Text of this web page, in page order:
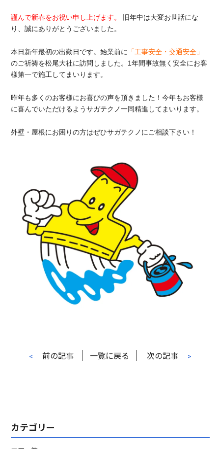
謹んで新春をお祝い申し上げます。
旧年中は大変お世話にな
り、誠にありがとうございました。
本日新年最初の出勤日です。始業前に 「工事安全・交通安全」
のご祈祷を松尾大社に訪問しました。1年間事故無く安全にお客
様第一で施工してまいります。
昨年も多くのお客様にお喜びの声を頂きました！今年もお客様
に喜んでいただけるようサガテクノ一同精進してまいります。
外壁・屋根にお困りの方はぜひサガテクノにご相談下さい！
< 前の記事 一覧に戻る 次の記事 >
カテゴリー